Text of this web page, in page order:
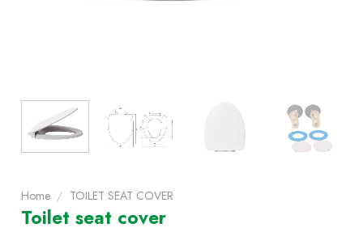
Home / TOILET SEAT COVER
Toilet seat cover